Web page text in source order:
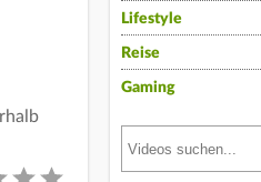
Lifestyle
Reise
Gaming